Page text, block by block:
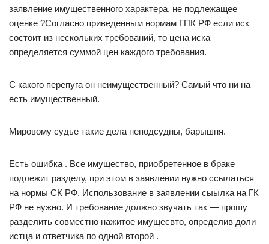
заявление имущественного характера, не подлежащее
оценке ?Согласно приведенным нормам ГПК РФ если иск
состоит из нескольких требований, то цена иска
определяется суммой цен каждого требования.
С какого перепуга он неимущественный? Самый что ни на
есть имущественный.
Мировому судье такие дела неподсудны, барышня.
Есть ошибка . Все имущество, приобретенное в браке
подлежит разделу, при этом в заявлении нужно ссылаться
на нормы СК РФ. Использование в заявлении сыылка на ГК
РФ не нужно. И требование должно звучать так — прошу
разделить совместно нажитое имущесвто, определив доли
истца и ответчика по одной второй .